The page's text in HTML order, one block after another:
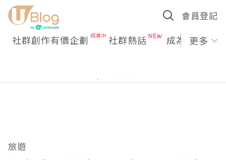
會員登記
社群創作有價企劃 社群熱話 成為U更多
旅遊